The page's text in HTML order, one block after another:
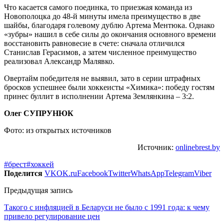
Что касается самого поединка, то приезжая команда из
Новополоцка до 48-й минуты имела преимущество в две
шайбы, благодаря голевому дублю Артема Ментюка. Однако
«зубры» нашил в себе силы до окончания основного времени
восстановить равновесие в счете: сначала отличился
Станислав Герасимов, а затем численное преимущество
реализовал Александр Малявко.
Овертайм победителя не выявил, зато в серии штрафных
бросков успешнее были хоккеисты «Химика»: победу гостям
принес буллит в исполнении Артема Землянкина – 3:2.
Олег СУПРУНЮК
Фото: из открытых источников
Источник: onlinebrest.by
#брест#хоккей
Поделится VKOK.ruFacebookTwitterWhatsAppTelegramViber
Предыдущая запись
Такого с инфляцией в Беларуси не было с 1991 года: к чему
привело регулирование цен